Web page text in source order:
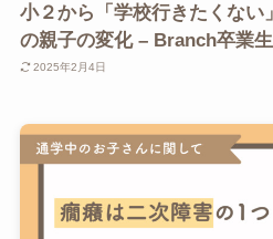
小２から「学校行きたくな
の親子の変化 – Branch卒業
2025年2月4日